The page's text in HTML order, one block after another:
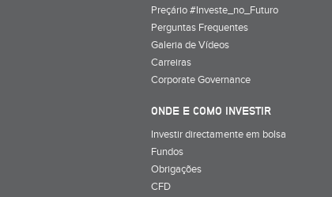
Preçário #Investe_no_Futuro
Perguntas Frequentes
Galeria de Vídeos
Carreiras
Corporate Governance
ONDE E COMO INVESTIR
Investir directamente em bolsa
Fundos
Obrigações
CFD